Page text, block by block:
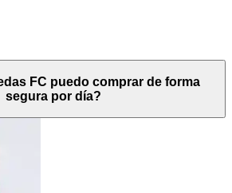
FC puedo comprar de forma
segura por día?